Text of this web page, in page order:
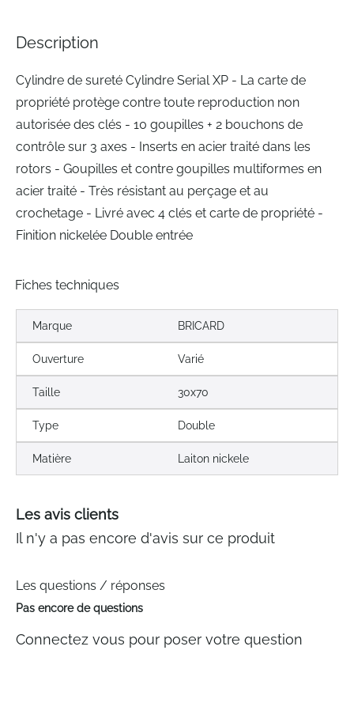
gallery
Description
Cylindre de sureté Cylindre Serial XP - La carte de
propriété protège contre toute reproduction non
autorisée des clés - 10 goupilles + 2 bouchons de
contrôle sur 3 axes - Inserts en acier traité dans les
rotors - Goupilles et contre goupilles multiformes en
acier traité - Très résistant au perçage et au
crochetage - Livré avec 4 clés et carte de propriété -
Finition nickelée Double entrée
Fiches techniques
Marque BRICARD
Ouverture Varié
Taille 30x70
Type Double
Matière Laiton nickele
Les avis clients
Il n'y a pas encore d'avis sur ce produit
Les questions / réponses
Pas encore de questions
Connectez vous pour poser votre question